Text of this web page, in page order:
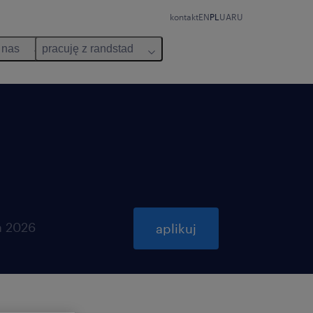
kontaktENPL UARU
nas pracuję z randstad
2026 aplikuj